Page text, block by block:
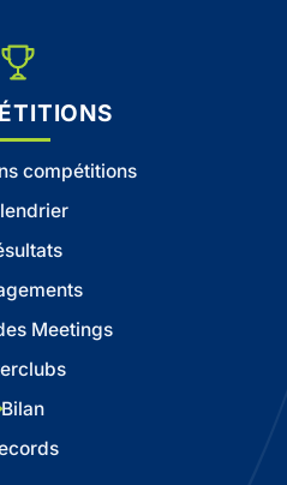
compétitions
Meetings
Bilan